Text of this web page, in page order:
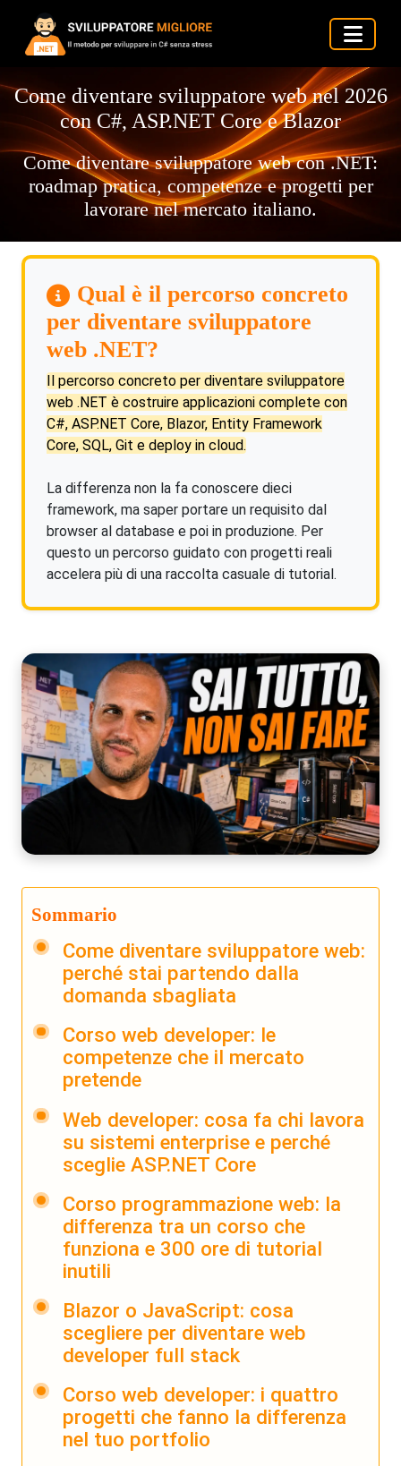
Come diventare sviluppatore web nel 2026
con C#, ASP.NET Core e Blazor
Come diventare sviluppatore web con .NET:
roadmap pratica, competenze e progetti per
lavorare nel mercato italiano.
Qual è il percorso concreto
per diventare sviluppatore
web .NET?
Il percorso concreto per diventare sviluppatore
web .NET è costruire applicazioni complete con
C#, ASP.NET Core, Blazor, Entity Framework
Core, SQL, Git e deploy in cloud.
La differenza non la fa conoscere dieci
framework, ma saper portare un requisito dal
browser al database e poi in produzione. Per
questo un percorso guidato con progetti reali
accelera più di una raccolta casuale di tutorial.
Sommario
Come diventare sviluppatore web:
perché stai partendo dalla
domanda sbagliata
Corso web developer: le
competenze che il mercato
pretende
Web developer: cosa fa chi lavora
su sistemi enterprise e perché
sceglie ASP.NET Core
Corso programmazione web: la
differenza tra un corso che
funziona e 300 ore di tutorial
inutili
Blazor o JavaScript: cosa
scegliere per diventare web
developer full stack
Corso web developer: i quattro
progetti che fanno la differenza
nel tuo portfolio